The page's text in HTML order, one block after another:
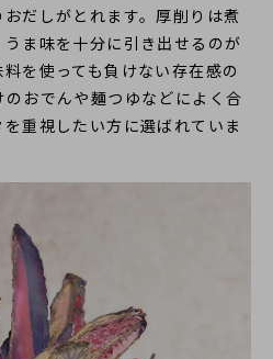
だしがとれます。厚削りは煮
ま味を十分に引き出せるのが
を使っても負けない存在感の
おでんや麺つゆなどによく合
重視したい方に選ばれていま